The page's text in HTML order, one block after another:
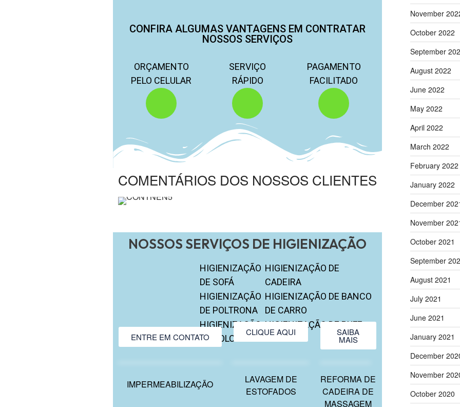
CONFIRA ALGUMAS VANTAGENS EM CONTRATAR
NOSSOS SERVIÇOS
ORÇAMENTO
PELO CELULAR
SERVIÇO
RÁPIDO
PAGAMENTO
FACILITADO
COMENTÁRIOS DOS NOSSOS CLIENTES
NOSSOS SERVIÇOS DE HIGIENIZAÇÃO
HIGIENIZAÇÃO
DE SOFÁ
HIGIENIZAÇÃO
DE POLTRONA
HIGIENIZAÇÃO
DE COLCHÃO
HIGIENIZAÇÃO DE
CADEIRA
HIGIENIZAÇÃO DE BANCO
DE CARRO
HIGIENIZAÇÃO DE PUFF
ENTRE EM CONTATO
IMPERMEABILIZAÇÃO
CLIQUE AQUI
LAVAGEM DE
ESTOFADOS
SAIBA
MAIS
REFORMA DE
CADEIRA DE
MASSAGEM
November
October 2022
September
August 2022
June 2022
May 2022
April 2022
March 2022
February 2022
January 2022
December
November
October 2021
September
August 2021
July 2021
June 2021
January 2021
December
November
October 2020